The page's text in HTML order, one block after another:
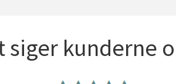
siger kunderne